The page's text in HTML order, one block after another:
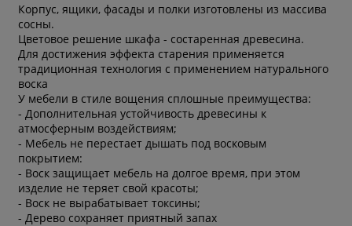
Корпус, ящики, фасады и полки изготовлены из массива
сосны.
Цветовое решение шкафа - состаренная древесина.
Для достижения эффекта старения применяется
традиционная технология с применением натурального
воска
У мебели в стиле вощения сплошные преимущества:
- Дополнительная устойчивость древесины к
атмосферным воздействиям;
- Мебель не перестает дышать под восковым
покрытием:
- Воск защищает мебель на долгое время, при этом
изделие не теряет свой красоты;
- Воск не вырабатывает токсины;
- Дерево сохраняет приятный запах